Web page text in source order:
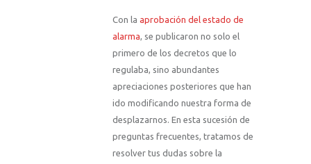
Con la aprobación del estado de
alarma, se publicaron no solo el
primero de los decretos que lo
regulaba, sino abundantes
apreciaciones posteriores que han
ido modificando nuestra forma de
desplazarnos. En esta sucesión de
preguntas frecuentes, tratamos de
resolver tus dudas sobre la